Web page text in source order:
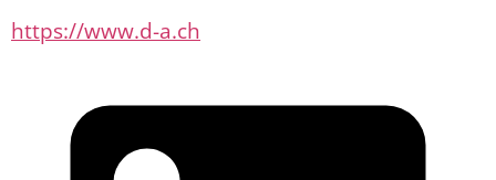
https://www.d-a.ch